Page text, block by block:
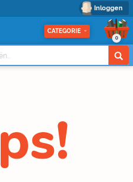
Inloggen
CATEGORIE
0